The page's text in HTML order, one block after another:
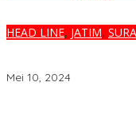
HEAD LINE, JATIM,
Mei 10, 2024